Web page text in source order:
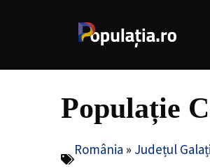
Populație
România » Județul Galați